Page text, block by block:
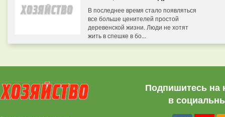
В последнее время стало появляться
все больше ценителей простой
деревенской жизни. Люди не хотят
жить в спешке в бо...
Подпишитесь на
в